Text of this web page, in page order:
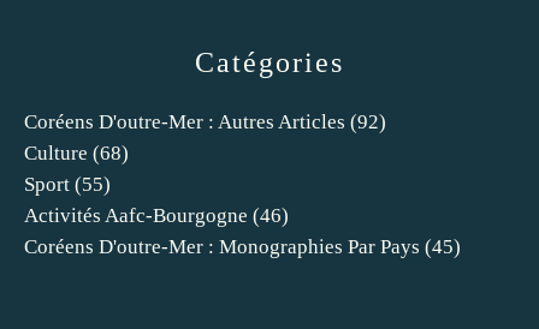
Catégories
Coréens D'outre-Mer : Autres Articles (92)
Culture (68)
Sport (55)
Activités Aafc-Bourgogne (46)
Coréens D'outre-Mer : Monographies Par Pays (45)